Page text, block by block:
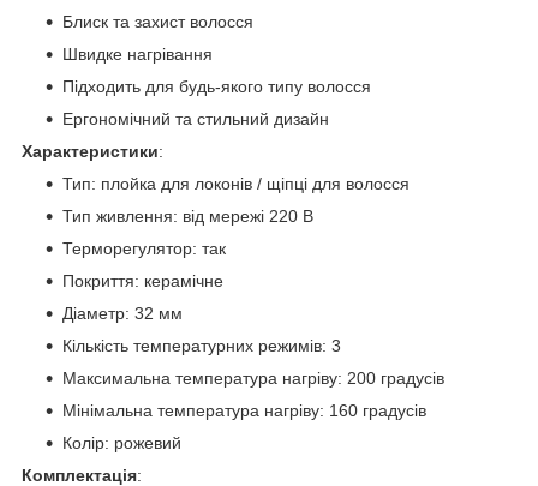
Блиск та захист волосся
Швидке нагрівання
Підходить для будь-якого типу волосся
Ергономічний та стильний дизайн
Характеристики:
Тип: плойка для локонів / щіпці для волосся
Тип живлення: від мережі 220 В
Терморегулятор: так
Покриття: керамічне
Діаметр: 32 мм
Кількість температурних режимів: 3
Максимальна температура нагріву: 200 градусів
Мінімальна температура нагріву: 160 градусів
Колір: рожевий
Комплектація: